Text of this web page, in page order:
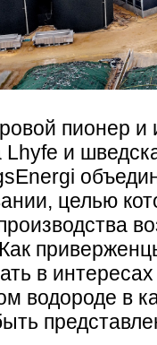
пионер и
Lhyfe и
целью
в
водороде в